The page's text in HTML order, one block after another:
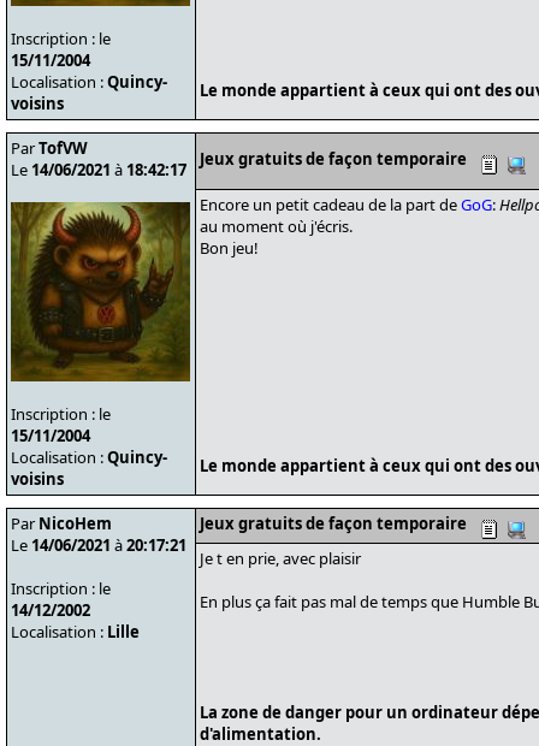
Inscription : le
15/11/2004
Localisation :Quincy-
voisins
Le monde appartient à ceux qui ont des
ParTofVW
Le 14/06/2021 à 18:42:17
Inscription : le
15/11/2004
Localisation :Quincy-
voisins
Jeux gratuits de façon temporaire
Encore un petit cadeau de la part deGoG:
au moment où j'écris.
Bon jeu!
Le monde appartient à ceux qui ont des
Par NicoHem
Le 14/06/2021 à20:17:21
Inscription : le
14/12/2002
Localisation : Lille
Jeux gratuits de façon temporaire
Je t en prie, avec plaisir
En plus ça fait pas mal de temps que Humble
La zone de danger pour un ordinateur
d'alimentation.